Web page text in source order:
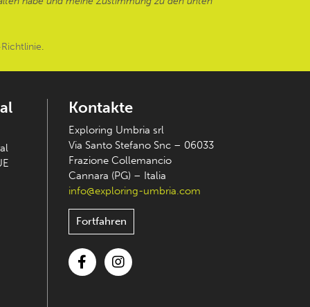
.
Kontakte
Exploring Umbria srl
Via Santo Stefano Snc – 06033
Frazione Collemancio
Cannara (PG) – Italia
info@exploring-umbria.com
Fortfahren